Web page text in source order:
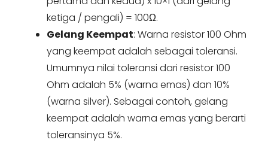
ketiga / pengali) = 100Ω.
Gelang Keempat: Warna resistor 100 Ohm
yang keempat adalah sebagai toleransi.
Umumnya nilai toleransi dari resistor 100
Ohm adalah 5% (warna emas) dan 10%
(warna silver). Sebagai contoh, gelang
keempat adalah warna emas yang berarti
toleransinya 5%.